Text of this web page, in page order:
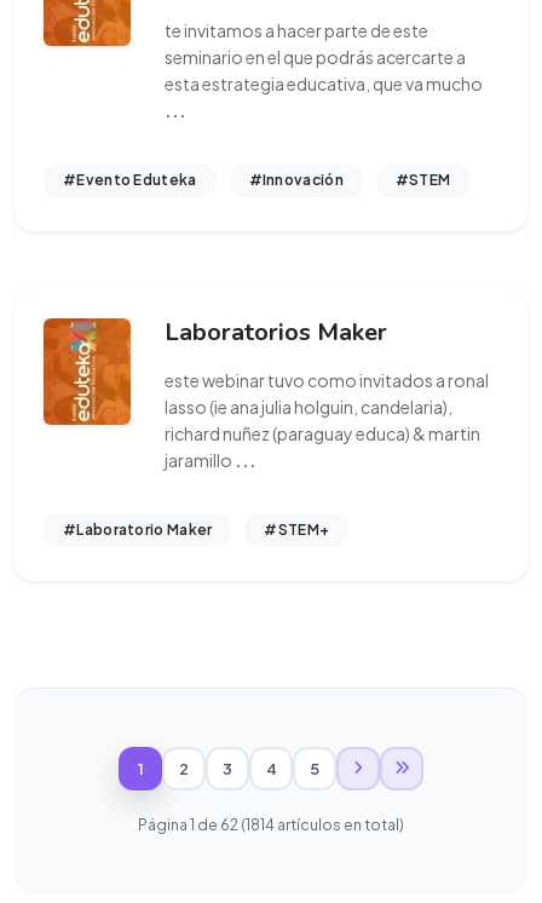
te invitamos a hacer parte de este
seminario en el que podrás acercarte a
esta estrategia educativa, que va mucho
...
#Evento Eduteka #Innovación #STEM
Laboratorios Maker
este webinar tuvo como invitados a ronal
lasso (ie ana julia holguin, candelaria),
richard nuñez (paraguay educa) & martin
jaramillo ...
#Laboratorio Maker #STEM+
1 2 3 4 5
Página 1 de 62 (1814 artículos en total)